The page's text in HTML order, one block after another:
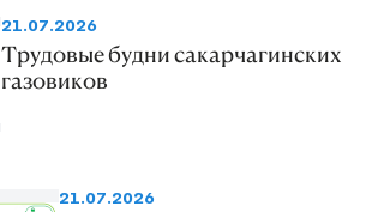
21.07.2026
Трудовые будни сакарчагинских
газовиков
21.07.2026